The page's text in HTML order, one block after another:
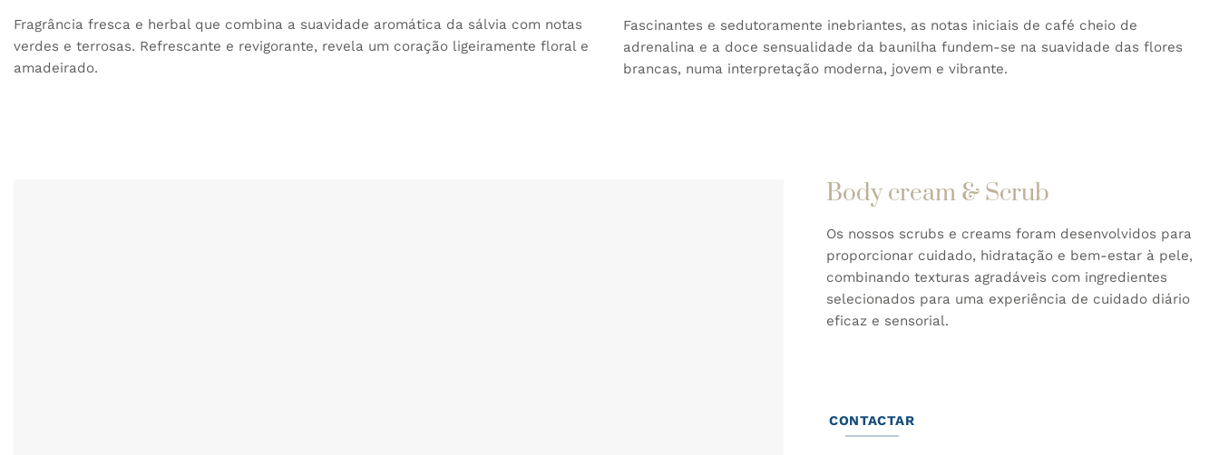
Fragrância fresca e herbal que combina a suavidade aromática da sálvia com notas
verdes e terrosas. Refrescante e revigorante, revela um coração ligeiramente floral e
amadeirado.
Fascinantes e sedutoramente inebriantes, as notas iniciais de café cheio de
adrenalina e a doce sensualidade da baunilha fundem-se na suavidade das flores
brancas, numa interpretação moderna, jovem e vibrante.
Body cream & Scrub
Os nossos scrubs e creams foram desenvolvidos para
proporcionar cuidado, hidratação e bem-estar à pele,
combinando texturas agradáveis com ingredientes
selecionados para uma experiência de cuidado diário
eficaz e sensorial.
CONTACTAR